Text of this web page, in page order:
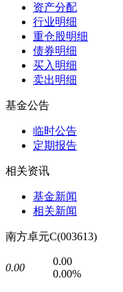
资产分配
行业明细
重仓股明细
债券明细
买入明细
卖出明细
基金公告
临时公告
定期报告
相关资讯
基金新闻
相关新闻
南方卓元C(003613)
0.00
0.00
0.00%